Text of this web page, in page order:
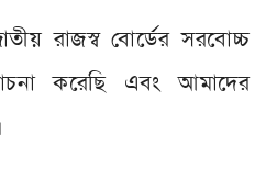
রাজস্ব বোর্ডের সরবোচ্চ
করেছি এবং আমাদের